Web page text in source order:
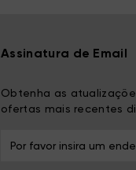
Assinatura de Email
Obtenha as
ofertas mais recentes